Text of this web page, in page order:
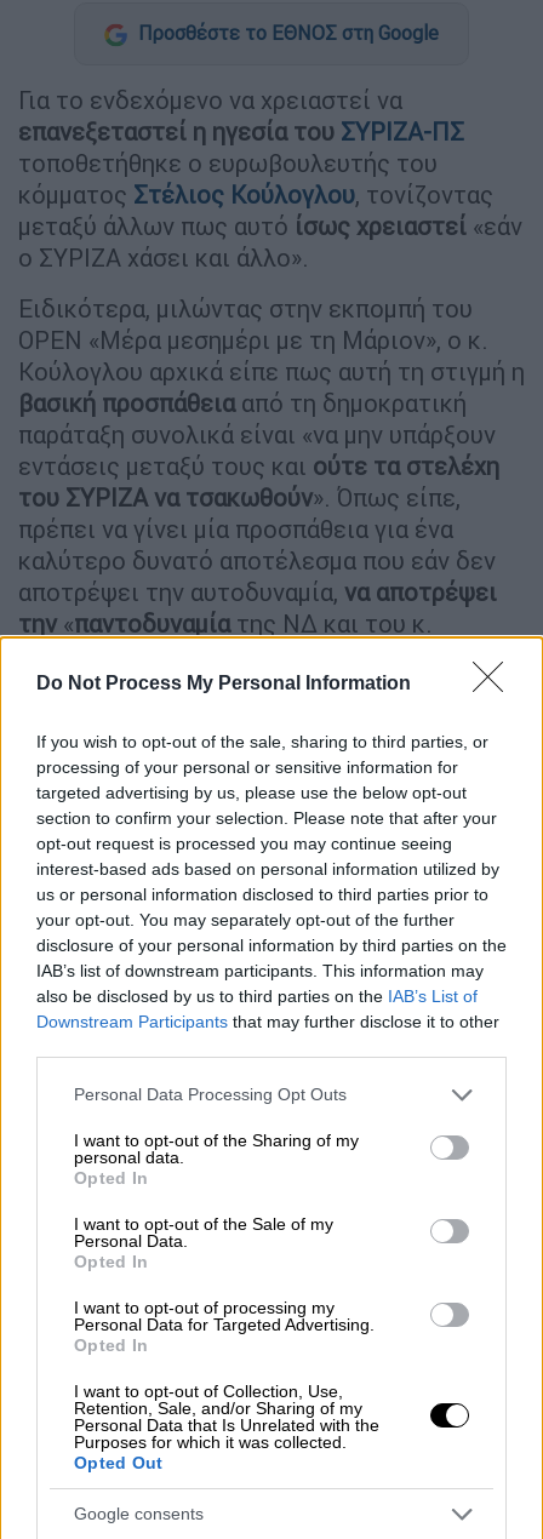
Do Not Process My Personal Information
If you wish to opt-out of the sale, sharing to third parties, or
processing of your personal or sensitive information for
targeted advertising by us, please use the below opt-out
section to confirm your selection. Please note that after your
opt-out request is processed you may continue seeing
interest-based ads based on personal information utilized by
us or personal information disclosed to third parties prior to
your opt-out. You may separately opt-out of the further
disclosure of your personal information by third parties on the
IAB’s list of downstream participants. This information may
also be disclosed by us to third parties on the IAB’s List of
Downstream Participants that may further disclose it to other
Please note that this website/app uses one or more Google
not limited to your visit or usage behaviour. You may click to
grant or deny consent to Google and its third-party tags to
use your data for below specified purposes in below Google
consent section.
Personal Data Processing Opt Outs
I want to opt-out of the Sharing of my
personal data.
Opted In
I want to opt-out of the Sale of my
Personal Data.
Opted In
I want to opt-out of processing my
Personal Data for Targeted Advertising.
Opted In
I want to opt-out of Collection, Use,
Retention, Sale, and/or Sharing of my
Personal Data that Is Unrelated with the
Purposes for which it was collected.
Opted Out
Google consents
Προσθέστε το ΕΘΝΟΣ στη Google
Για το ενδεχόμενο να χρειαστεί να
επανεξεταστεί η ηγεσία του ΣΥΡΙΖΑ-ΠΣ
τοποθετήθηκε ο ευρωβουλευτής του
κόμματος Στέλιος Κούλογλου, τονίζοντας
μεταξύ άλλων πως αυτό ίσως χρειαστεί «εάν
ο ΣΥΡΙΖΑ χάσει και άλλο».
Ειδικότερα, μιλώντας στην εκπομπή του
OPEN «Μέρα μεσημέρι με τη Μάριον», ο κ.
Κούλογλου αρχικά είπε πως αυτή τη στιγμή η
βασική προσπάθειααπό τη δημοκρατική
παράταξη συνολικά είναι «να μην υπάρξουν
εντάσεις μεταξύ τους και ούτε τα στελέχη
του ΣΥΡΙΖΑ να τσακωθούν». Όπως είπε,
πρέπει να γίνει μία προσπάθεια για ένα
καλύτερο δυνατό αποτέλεσμα που εάν δεν
αποτρέψει την αυτοδυναμία, να αποτρέψει
την «παντοδυναμίατης ΝΔ και του κ.
και επαγγελματικά»
video
Σύμφωνα με τον ίδιο, ο ΣΥΡΙΖΑ
υλοποίησε καθόλου
αυτό που εξήγγειλε το
2019 ο κ. Τσίπρας ότι θα μετασχηματιστεί σε
μία προοδευτική και κεντροαριστερή μεγάλη
παράταξη. Αντίθετα, «ο ΣΥΡΙΖΑ έκανε ένα
συνέδριο στο οποίο "έτρωγε τις σάρκες
του προέδρου».
εκστρατείας, όπως εξήγησε ο ίδιος,
η Νέα
Δημοκρατία είχε ένα σαφές αφήγημα :
«Έχουμε κάνει λάθη, μπορεί να έχουμε κάνει
και καμία αναποδιά, αλλά είμαστε σταθεροί»,
ενώ «οι άλλοι είναι σούργελο» και στην